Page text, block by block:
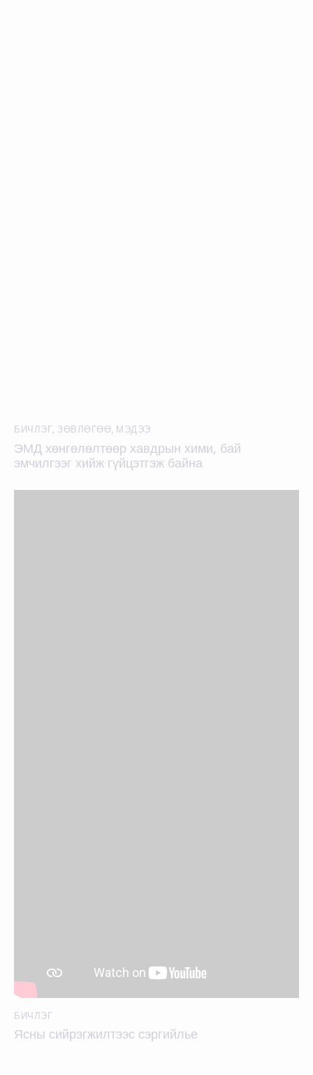
БИЧЛЭГ, ЗӨВЛӨГӨӨ, МЭДЭЭ
ЭМД хөнгөлөлтөөр хавдрын хими, бай
эмчилгээг хийж гүйцэтгэж байна
БИЧЛЭГ
Ясны сийрэгжилтээс сэргийлье